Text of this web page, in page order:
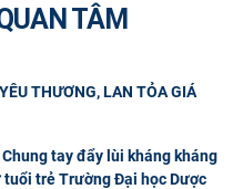
TÂM
THƯƠNG, LAN TỎA GIÁ
Chung tay đẩy lùi kháng kháng
trẻ Trường Đại học Dược